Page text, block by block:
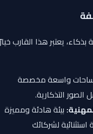
يعتبر هذا القارب خيارًا
واسعة مخصصة
التذكارية.
بيئة هادئة ومميزة
لشركائك